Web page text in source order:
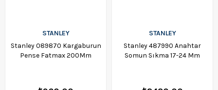
STANLEY
Stanley 089870 Kargaburun
Pense Fatmax 200Mm
STANLEY
Stanley 487990 Anahtar
Somun Sıkma 17-24 Mm